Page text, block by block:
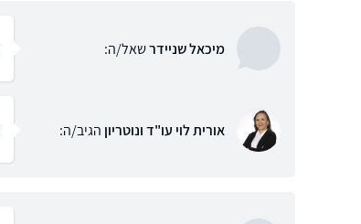
מיכאל שניידרשאל/ה:
אורית לוי עו"ד ונוטריון הגיב/ה: